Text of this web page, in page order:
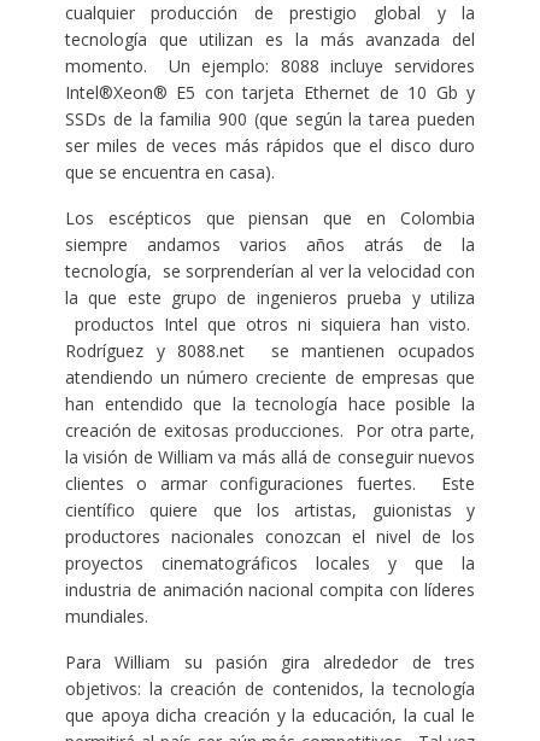
cualquier producción de prestigio global y la
tecnología que utilizan es la más avanzada del
momento. Un ejemplo: 8088 incluye servidores
Intel®Xeon® E5 con tarjeta Ethernet de 10 Gb y
SSDs de la familia 900 (que según la tarea pueden
ser miles de veces más rápidos que el disco duro
que se encuentra en casa).
Los escépticos que piensan que en Colombia
siempre andamos varios años atrás de la
tecnología, se sorprenderían al ver la velocidad con
la que este grupo de ingenieros prueba y utiliza
productos Intel que otros ni siquiera han visto.
Rodríguez y 8088.net se mantienen ocupados
atendiendo un número creciente de empresas que
han entendido que la tecnología hace posible la
creación de exitosas producciones. Por otra parte,
la visión de William va más allá de conseguir nuevos
clientes o armar configuraciones fuertes. Este
científico quiere que los artistas, guionistas y
productores nacionales conozcan el nivel de los
proyectos cinematográficos locales y que la
industria de animación nacional compita con líderes
mundiales.
Para William su pasión gira alrededor de tres
objetivos: la creación de contenidos, la tecnología
que apoya dicha creación y la educación, la cual le